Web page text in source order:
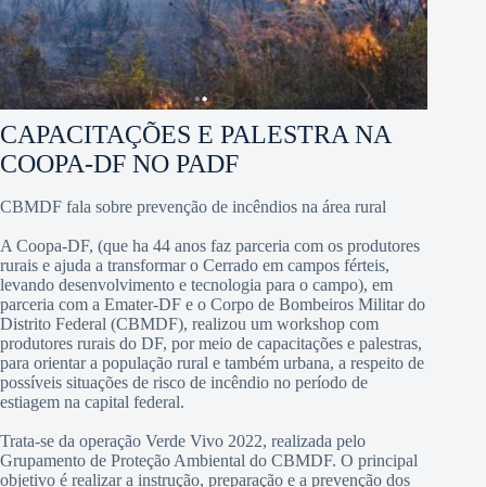
CAPACITAÇÕES E PALESTRA NA
COOPA-DF NO PADF
CBMDF fala sobre prevenção de incêndios na área rural
A Coopa-DF, (que ha 44 anos faz parceria com os produtores
rurais e ajuda a transformar o Cerrado em campos férteis,
levando desenvolvimento e tecnologia para o campo), em
parceria com a Emater-DF e o Corpo de Bombeiros Militar do
Distrito Federal (CBMDF), realizou um workshop com
produtores rurais do DF, por meio de capacitações e palestras,
para orientar a população rural e também urbana, a respeito de
possíveis situações de risco de incêndio no período de
estiagem na capital federal.
Trata-se da operação Verde Vivo 2022, realizada pelo
Grupamento de Proteção Ambiental do CBMDF. O principal
objetivo é realizar a instrução, preparação e a prevenção dos